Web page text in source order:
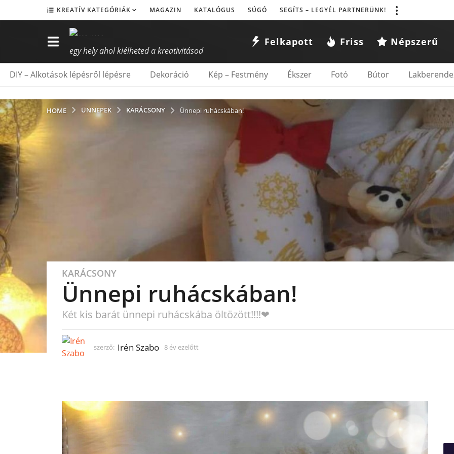
KREATÍV KATEGÓRIÁK MAGAZIN KATALÓGUS SÚGÓ SEGÍTS – LEGYÉL PARTNERÜNK!
egy hely ahol kiélheted a kreativitásod
Felkapott Friss Népszerű
DIY – Alkotások lépésről lépésre Dekoráció Kép – Festmény Ékszer Fotó Bútor
HOME ÜNNEPEK KARÁCSONY Ünnepi ruhácskában!
8
é
v
e
e
l
ő
é
v
e
z
KARÁCSONY
Ünnepi ruhácskában!
Két kis barát ünnepi ruhácskába öltözött!!!!❤
szerző: Irén Szabo 8 év ezelőtt